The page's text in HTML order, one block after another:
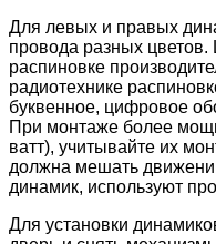
Для левых и правых
провода разных
распиновке
радиотехнике
буквенное, цифровое
При монтаже более
ватт), учитывайте их
должна мешать
динамик, используют
Для установки